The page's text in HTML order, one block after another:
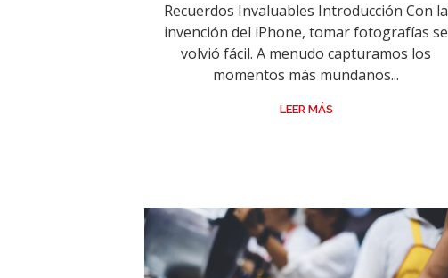
Recuerdos Invaluables Introducción Con la
invención del iPhone, tomar fotografías se
volvió fácil. A menudo capturamos los
momentos más mundanos...